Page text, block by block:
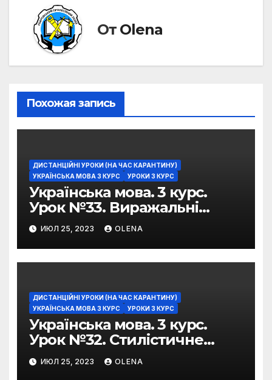
От Olena
Похожая запись
ДИСТАНЦІЙНІ УРОКИ (НА ЧАС КАРАНТИНУ)
УКРАЇНСЬКА МОВА 3 КУРС
УРОКИ 3 КУРС
Українська мова. 3 курс.
Урок №33. Виражальні
можливості фразеологізмів
ИЮЛ 25, 2023 OLENA
ДИСТАНЦІЙНІ УРОКИ (НА ЧАС КАРАНТИНУ)
УКРАЇНСЬКА МОВА 3 КУРС
УРОКИ 3 КУРС
Українська мова. 3 курс.
Урок №32. Стилістичне
забарвлення
фразеологізмів
ИЮЛ 25, 2023 OLENA